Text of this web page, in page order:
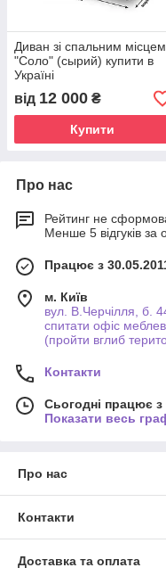
Диван зі спальним місцем
"Соло" (сырий) купити в
Україні
від 12 000 ₴
Купити
Про нас
Рейтинг не
Менше 5 відгуків за
Працює з
м. Київ
вул. В.Черчілля, б.
спитати офіс
(пройти вглиб
Контакти
Сьогодні працює
Показати весь
Про нас
Контакти
Доставка та оплата